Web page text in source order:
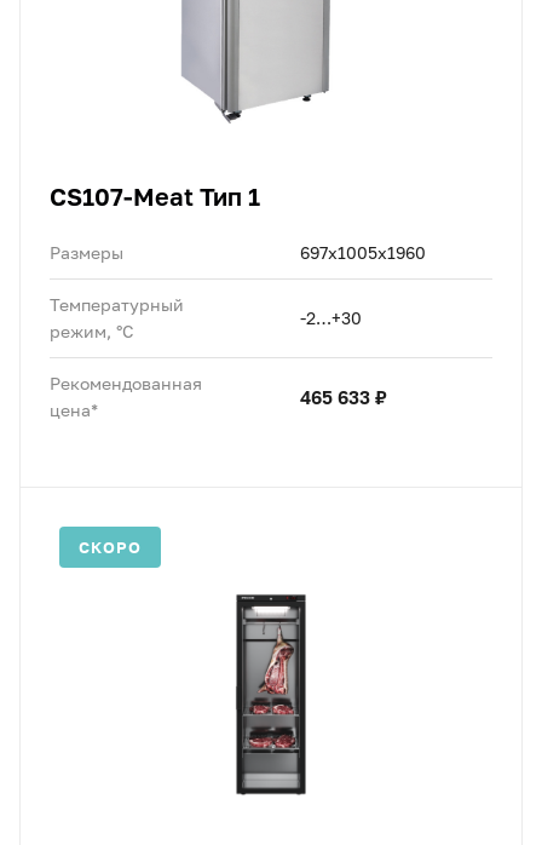
CS107-Meat Тип 1
Размеры 697х1005х1960
Температурный
режим, °C
-2…+30
Рекомендованная
цена*
465 633 ₽
СКОРО